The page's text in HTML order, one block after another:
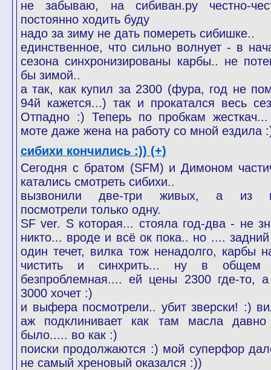
не забываю, на сибиван.ру честно-
постоянно ходить буду
надо за зиму не дать помереть сибишке..
единственное, что сильно волнует - в
сезона синхронизированы карбы.. не
бы зимой..
а так, как купил за 2300 (фура, год не
94й кажется...) так и прокатался весь
Отпадно :) Теперь по пробкам
моте даже жена на работу со мной ездила
сибихи кончились :)) (+)
Сегодня с братом (SFM) и Димоном
катались смотреть сибихи..
вызвонили две-три живых, а из
посмотрели только одну.
SF ver. S которая... стояла год-два - не
никто... вроде и всё ок пока.. но ....
один течет, вилка тож ненадолго, карбы
чистить и синхрить... ну в общем
безпроблемная.... ей цены 2300 где-то,
3000 хочет :)
и выфера посмотрели.. убит зверски! :)
аж подклинивает как там масла
было..... во как :)
поиски продолжаются :) мой суперфор
не самый хреновый оказался :))